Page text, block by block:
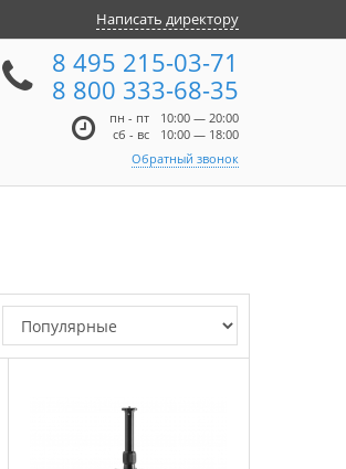
Написать директору
8 495 215-03-71
8 800 333-68-35
пн - пт
10:00 — 20:00
сб - вс
10:00 — 18:00
Обратный звонок